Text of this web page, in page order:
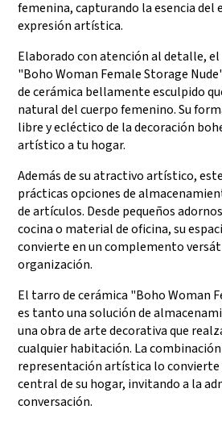
femenina, capturando la esencia del
expresión artística.
Elaborado con atención al detalle,
"Boho Woman Female Storage
de cerámica bellamente esculpido
natural del cuerpo femenino. Su
libre y ecléctico de la decoración
artístico a tu hogar.
Además de su atractivo artístico,
prácticas opciones de
de artículos. Desde pequeños
cocina o material de oficina, su
convierte en un complemento
organización.
El tarro de cerámica "Boho Woman
es tanto una solución de
una obra de arte decorativa que
cualquier habitación. La
representación artística lo
central de su hogar, invitando a la
conversación.